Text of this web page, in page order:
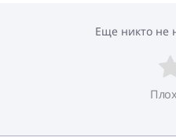
Еще никто не